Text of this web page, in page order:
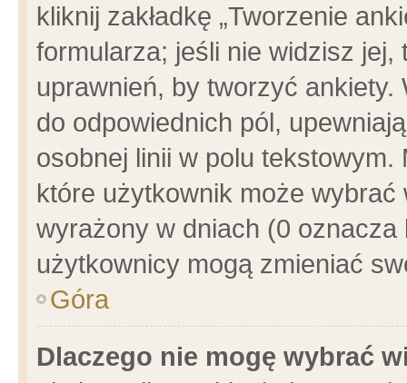
kliknij zakładkę „Tworzenie
formularza; jeśli nie widzisz
uprawnień, by tworzyć ankiety.
do odpowiednich pól,
osobnej linii w polu
które użytkownik może
wyrażony w dniach (0
użytkownicy mogą zmieniać
Góra
Dlaczego nie mogę wybrać